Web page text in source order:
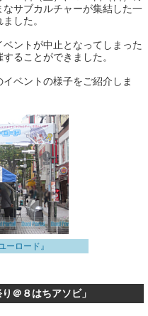
サブカルチャーが集結した一
した。
ントが中止となってしまった
ることができました。
ベントの様子をご紹介しま
ーロード』
＠８はちアソビ」